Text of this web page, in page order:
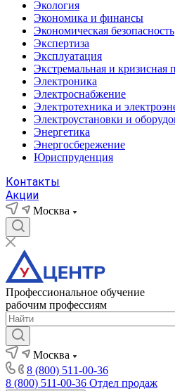
Экология
Экономика и финансы
Экономическая безопасность
Экспертиза
Эксплуатация
Экстремальная и кризисная
Электроника
Электроснабжение
Электротехника и
Электроустановки и
Энергетика
Энергосбережение
Юриспруденция
Контакты
Акции
Москва
Профессиональное обучение
рабочим профессиям
Москва
8 (800) 511-00-36
8 (800) 511-00-36 Отдел продаж